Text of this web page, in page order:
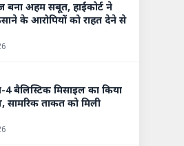
बना अहम सबूत, हाईकोर्ट ने
के आरोपियों को राहत देने से
4 बैलिस्टिक मिसाइल का किया
सामरिक ताकत को मिली